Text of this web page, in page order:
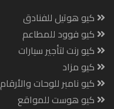
كيو هوتيل للفنادق
كيو فوود للمطاعم
كيو رنت لتأجير سيارات
كيو مزاد
كيو نامبر للوحات والأرقام
كيو هوست للمواقع